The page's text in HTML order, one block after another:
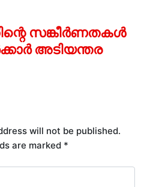
സങ്കീര്‍ണതകള്‍
അടിയന്തര
will not be published.
are marked *